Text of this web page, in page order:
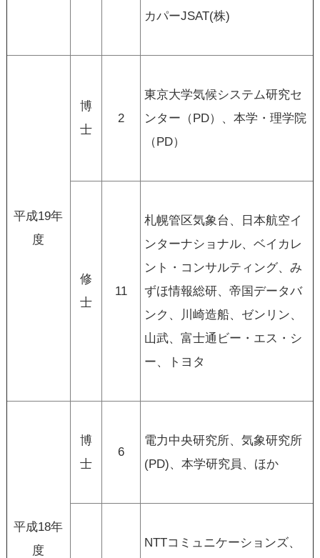
カパーJSAT(株)
平成19年
度
博
士
2
東京大学気候システム研究セ
ンター（PD）、本学・理学院
（PD）
修
士
11
札幌管区気象台、日本航空イ
ンターナショナル、ベイカレ
ント・コンサルティング、み
ずほ情報総研、帝国データバ
ンク、川崎造船、ゼンリン、
山武、富士通ビー・エス・シ
ー、トヨタ
平成18年
度
博
士
6
電力中央研究所、気象研究所
(PD)、本学研究員、ほか
NTTコミュニケーションズ、